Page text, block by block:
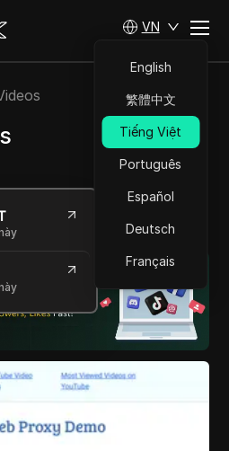
VN
English
繁體中文
Tiếng Việt
Português
Español
Deutsch
Français
và tận hưởng việc phát